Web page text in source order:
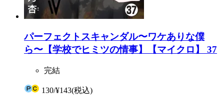
パーフェクトスキャンダル〜ワケありな僕
ら〜【学校でヒミツの情事】【マイクロ】 37
完結
130/¥143(税込)